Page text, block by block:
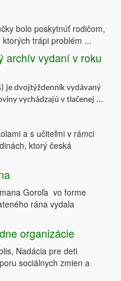
bolo poskytnúť rodičom,
trápi problém ...
archív vydaní v roku
je dvojtýždenník vydávaný
vychádzajú v tlačenej ...
a s učiteľmi v rámci
ktorý česká
Goroľa vo forme
rána vydala
organizácie
Nadácia pre deti
sociálnych zmien a